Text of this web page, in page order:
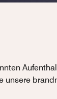
unsere